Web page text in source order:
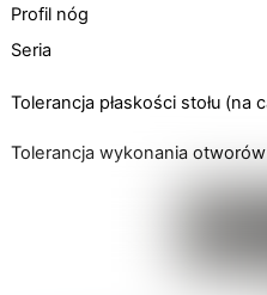
Profil nóg
Seria
Tolerancja płaskości stołu (na
Tolerancja wykonania otworów